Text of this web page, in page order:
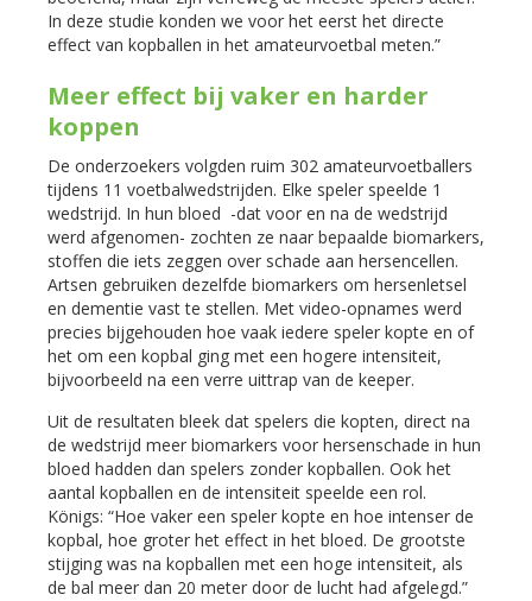
In deze studie konden we voor het eerst het directe
effect van kopballen in het amateurvoetbal meten.”
Meer effect bij vaker en harder
koppen
De onderzoekers volgden ruim 302 amateurvoetballers
tijdens 11 voetbalwedstrijden. Elke speler speelde 1
wedstrijd. In hun bloed -dat voor en na de wedstrijd
werd afgenomen- zochten ze naar bepaalde biomarkers,
stoffen die iets zeggen over schade aan hersencellen.
Artsen gebruiken dezelfde biomarkers om hersenletsel
en dementie vast te stellen. Met video-opnames werd
precies bijgehouden hoe vaak iedere speler kopte en of
het om een kopbal ging met een hogere intensiteit,
bijvoorbeeld na een verre uittrap van de keeper.
Uit de resultaten bleek dat spelers die kopten, direct na
de wedstrijd meer biomarkers voor hersenschade in hun
bloed hadden dan spelers zonder kopballen. Ook het
aantal kopballen en de intensiteit speelde een rol.
Königs: “Hoe vaker een speler kopte en hoe intenser de
kopbal, hoe groter het effect in het bloed. De grootste
stijging was na kopballen met een hoge intensiteit, als
de bal meer dan 20 meter door de lucht had afgelegd.”